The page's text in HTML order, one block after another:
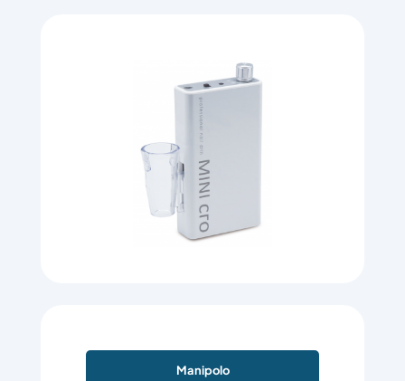
Manipolo